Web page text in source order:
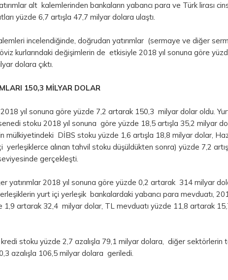
alt kalemlerinden bankaların yabancı para ve Türk lirası
yüzde 6,7 artışla 47,7 milyar dolara ulaştı.
incelendiğinde, doğrudan yatırımlar (sermaye ve diğer
kurlarındaki değişimlerin de etkisiyle 2018 yıl sonuna göre
dolara çıktı.
150,3 MİLYAR DOLAR
2018 yıl sonuna göre yüzde 7,2 artarak 150,3 milyar dolar oldu. Yurt
stoku 2018 yıl sonuna göre yüzde 18,5 artışla 35,2 milyar
mülkiyetindeki DİBS stoku yüzde 1,6 artışla 18,8 milyar dolar,
yerleşiklerce alınan tahvil stoku düşüldükten sonra) yüzde 7,2
gerçekleşti.
yatırımlar 2018 yıl sonuna göre yüzde 0,2 artarak 314 milyar
yurt içi yerleşik bankalardaki yabancı para mevduatı,
1,9 artarak 32,4 milyar dolar, TL mevduatı yüzde 11,8 artarak
stoku yüzde 2,7 azalışla 79,1 milyar dolara, diğer sektörlerin
azalışla 106,5 milyar dolara geriledi.